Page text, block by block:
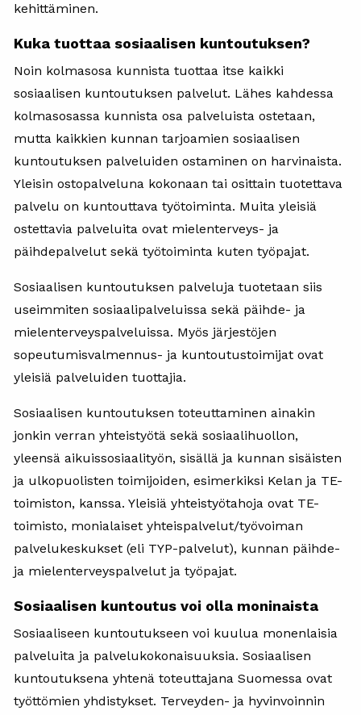
kehittäminen.
Kuka tuottaa sosiaalisen kuntoutuksen?
Noin kolmasosa kunnista tuottaa itse kaikki
sosiaalisen kuntoutuksen palvelut. Lähes kahdessa
kolmasosassa kunnista osa palveluista ostetaan,
mutta kaikkien kunnan tarjoamien sosiaalisen
kuntoutuksen palveluiden ostaminen on harvinaista.
Yleisin ostopalveluna kokonaan tai osittain tuotettava
palvelu on kuntouttava työtoiminta. Muita yleisiä
ostettavia palveluita ovat mielenterveys- ja
päihdepalvelut sekä työtoiminta kuten työpajat.
Sosiaalisen kuntoutuksen palveluja tuotetaan siis
useimmiten sosiaalipalveluissa sekä päihde- ja
mielenterveyspalveluissa. Myös järjestöjen
sopeutumisvalmennus- ja kuntoutustoimijat ovat
yleisiä palveluiden tuottajia.
Sosiaalisen kuntoutuksen toteuttaminen ainakin
jonkin verran yhteistyötä sekä sosiaalihuollon,
yleensä aikuissosiaalityön, sisällä ja kunnan sisäisten
ja ulkopuolisten toimijoiden, esimerkiksi Kelan ja TE-
toimiston, kanssa. Yleisiä yhteistyötahoja ovat TE-
toimisto, monialaiset yhteispalvelut/työvoiman
palvelukeskukset (eli TYP-palvelut), kunnan päihde-
ja mielenterveyspalvelut ja työpajat.
Sosiaalisen kuntoutus voi olla moninaista
Sosiaaliseen kuntoutukseen voi kuulua monenlaisia
palveluita ja palvelukokonaisuuksia. Sosiaalisen
kuntoutuksena yhtenä toteuttajana Suomessa ovat
työttömien yhdistykset. Terveyden- ja hyvinvoinnin